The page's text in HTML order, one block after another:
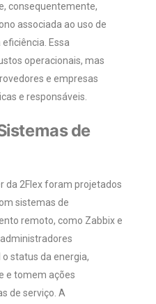
consequentemente,
associada ao uso de
Essa
operacionais, mas
e empresas
e responsáveis.
de
da 2Flex foram projetados
sistemas de
remoto, como Zabbix e
status da energia,
e tomem ações
de serviço. A